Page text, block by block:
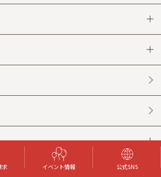
求 イベント情報 公式SNS
ーム